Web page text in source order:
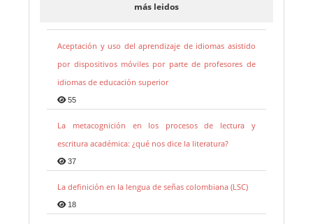
más leidos
Aceptación y uso del aprendizaje de idiomas asistido
por dispositivos móviles por parte de profesores de
idiomas de educación superior
55
La metacognición en los procesos de lectura y
escritura académica: ¿qué nos dice la literatura?
37
La definición en la lengua de señas colombiana (LSC)
18